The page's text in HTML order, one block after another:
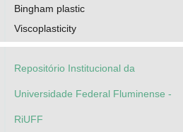
Bingham plastic
Viscoplasticity
Repositório Institucional da
Universidade Federal Fluminense -
RiUFF